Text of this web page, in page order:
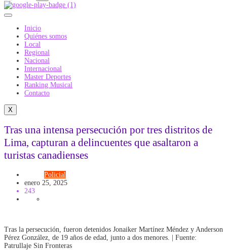
Inicio
Quiénes somos
Local
Regional
Nacional
Internacional
Master Deportes
Ranking Musical
Contacto
X
Tras una intensa persecución por tres distritos de
Lima, capturan a delincuentes que asaltaron a
turistas canadienses
Policial
enero 25, 2025
243
Tras la persecución, fueron detenidos Jonaiker Martínez Méndez y Anderson
Pérez González, de 19 años de edad, junto a dos menores. | Fuente:
Patrullaje Sin Fronteras